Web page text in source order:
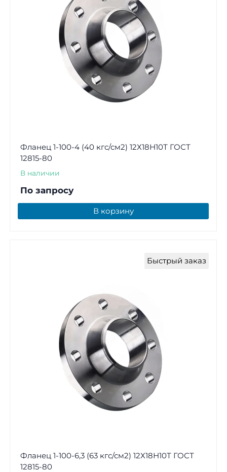
Фланец 1-100-4 (40 кгс/см2) 12Х18Н10Т ГОСТ
12815-80
В наличии
По запросу
В корзину
Быстрый заказ
Фланец 1-100-6,3 (63 кгс/см2) 12Х18Н10Т ГОСТ
12815-80